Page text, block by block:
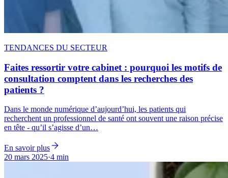
TENDANCES DU SECTEUR
Faites ressortir votre cabinet : pourquoi les motifs de
consultation comptent dans les recherches des
patients ?
Dans le monde numérique d’aujourd’hui, les patients qui
recherchent un professionnel de santé ont souvent une raison précise
en tête - qu’il s’agisse d’un…
En savoir plus
20 mars 2025·4 min